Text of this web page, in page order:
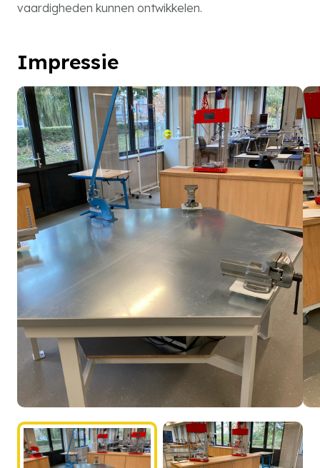
vaardigheden kunnen ontwikkelen.
Impressie